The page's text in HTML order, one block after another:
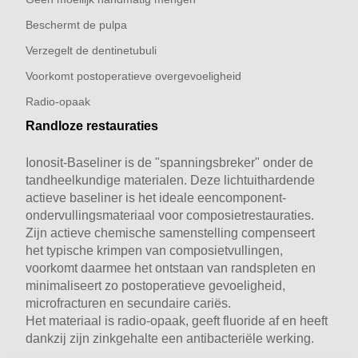
dentine (gegevens beschikbaar). Hierdoor wordt het
gaande bacteriële penetratie op efficiënte wjjze
voorkomen. De dentinekanaaltjes zijn verzegeld en de
pulpa is beschermd tegen exogene invloeden. Dit is een
betrouwbare en duurzame manier om beschadiging van
voorkomen. Ionosit-Baseliner lost spanningen in de
gehele caviteit op, doordat het polymerisatiekrimp van
de restauratie tegengaat. Spanningen in de structuur of
microfracturen in de composiet worden tot een
minimum beperkt. Dit garandeert duurzame,
functioneel betrouwbare restauraties.
Bescherming
Ionosit-Baseliner wordt in een 1 mm dikke laag tussen
Beschermt de pulpa
Verzegelt de dentinetubuli
Voorkomt postoperatieve overgevoeligheid
Radio-opaak
Randloze restauraties
Ionosit-Baseliner is de "spanningsbreker" onder de
tandheelkundige materialen. Deze lichtuithardende
actieve baseliner is het ideale eencomponent-
ondervullingsmateriaal voor composietrestauraties.
Zijn actieve chemische samenstelling compenseert
het typische krimpen van composietvullingen,
voorkomt daarmee het ontstaan van randspleten en
minimaliseert zo postoperatieve gevoeligheid,
microfracturen en secundaire cariës.
Het materiaal is radio-opaak, geeft fluoride af en heeft
dankzij zijn zinkgehalte een antibacteriële werking.